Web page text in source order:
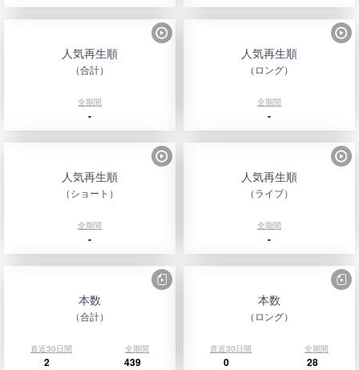
人気再生順
（合計）
全期間
-
人気再生順
（ロング）
全期間
-
人気再生順
（ショート）
全期間
-
人気再生順
（ライブ）
全期間
-
本数
（合計）
直近30日間 全期間
2 439
本数
（ロング）
直近30日間 全期間
0 28